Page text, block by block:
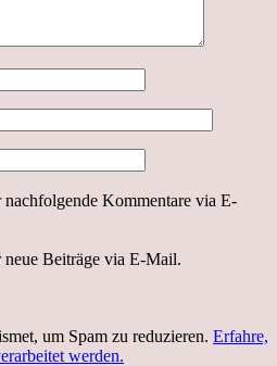
Kommentare via E-
Beiträge via E-Mail.
um Spam zu reduzieren. Erfahre,
werden.